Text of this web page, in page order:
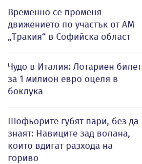
Временно се променя
движението по участък от АМ
„Тракия“ в Софийска област
Чудо в Италия: Лотариен билет
за 1 милион евро оцеля в
боклука
Шофьорите губят пари, без да
знаят: Навиците зад волана,
които вдигат разхода на
гориво